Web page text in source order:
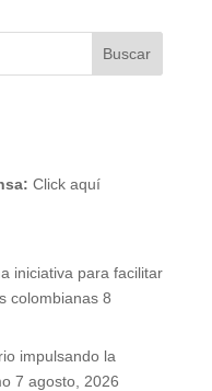
Click aquí
iniciativa para facilitar
colombianas 8
impulsando la
7 agosto, 2026